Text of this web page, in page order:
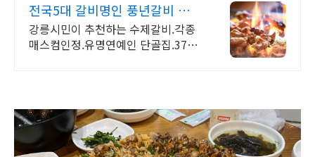
전국5대 갈비명인 풍년갈비 풍
년갈비 차원이다른수제갈비
강릉시민이 추천하는 수제갈비.각종
매스컴인정.유명연예인 단골집.37년